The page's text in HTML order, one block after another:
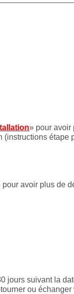
» pour avoir
(instructions étape
pour avoir plus de
jours suivant la
ou